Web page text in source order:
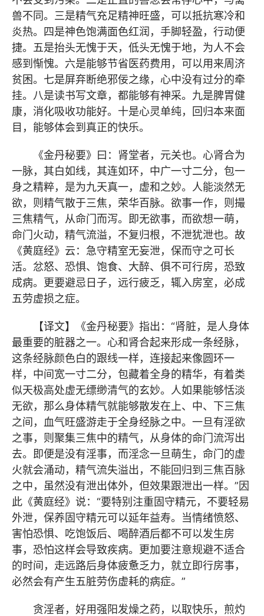
兽不同。三是精气充足精神旺盛，可以抵抗寒冷和
炎热。四是神色饱满面色红润，手脚轻盈，行动便
捷。五是抬头无愧于天，低头无愧于地，为人不会
感到惭愧。六是能够节省医药费用，可以用来周济
贫困。七是屏弃断绝邪佞之缘，心中没有过分的牵
挂。八是读书写文章，都能够有神采。九是脾胃健
康，消化吸收功能好。十是心灵单纯，回归本来面
目，能够体会到真正的快乐。
《金丹秘要》曰：肾堂者，元关也。心肾合为
一脉，其白如线，其连如环，中广一寸二分，包一
身之精粹，是为九天真一，虚和之妙。人能淡然无
欲，则精气散于三焦，荣华百脉。欲事一作，则撮
三焦精气，从命门而泻。即无欲事，而欲想一萌，
命门火动，精气流溢，不复归根，不泄犹泄也。故
《黄庭经》云：急守精室无妄泄，保而守之可长
活。忿怒、恐惧、饱食、大醉、俱不可行房，恐致
成病。更要避忌日子，远行疲乏，辄入房室，必成
五劳虚损之症。
【译文】《金丹秘要》指出：“肾脏，是人身体
最重要的脏器之一。心和肾合起来形成一条经脉，
这条经脉颜色白的跟线一样，连接起来像圆环一
样，中间宽一寸二分，包藏着全身的精华，有着类
似天极高处虚无缥缈清气的玄妙。人如果能够恬淡
无欲，那么身体精气就能够散发在上、中、下三焦
之间，血气旺盛游走于全身经脉之中。一旦有淫欲
之事，则聚集三焦中的精气，从身体的命门流泻出
去。即便是没有淫事，而淫念一旦萌生，命门的虚
火就会涌动，精气流失溢出，不能回归到三焦百脉
之中，虽然没有泄出体外，但效果跟泄出一样。”因
此《黄庭经》说：“要特别注重固守精元，不要轻易
外泄，保养固守精元可以延年益寿。当情绪愤怒、
害怕恐惧、吃饱饭后、喝醉酒后都不可以发生房
事，恐怕这样会导致疾病。更加要注意规避不适合
的时间，走远路后身体疲惫乏力，就立即行房事，
必然会有产生五脏劳伤虚耗的病症。”
贪淫者，好用强阳发燥之药，以取快乐，煎灼